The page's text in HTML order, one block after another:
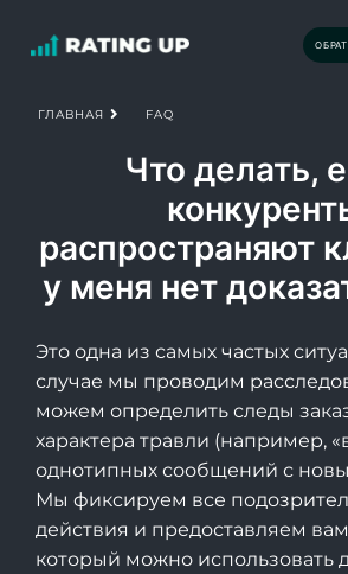
ГЛАВНАЯ FAQ
Что делать,
распространяют
у меня нет
Это одна из самых частых
случае мы проводим
можем определить следы
характера травли (например,
однотипных сообщений с
Мы фиксируем все
действия и предоставляем вам
который можно использовать